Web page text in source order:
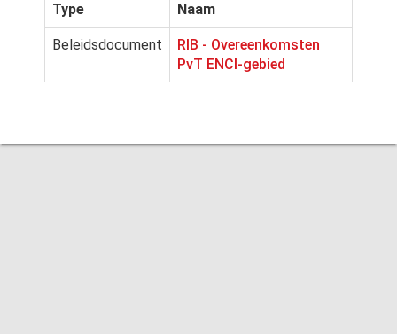
Type Naam
Beleidsdocument
RIB - Overeenkomsten
PvT ENCI-gebied